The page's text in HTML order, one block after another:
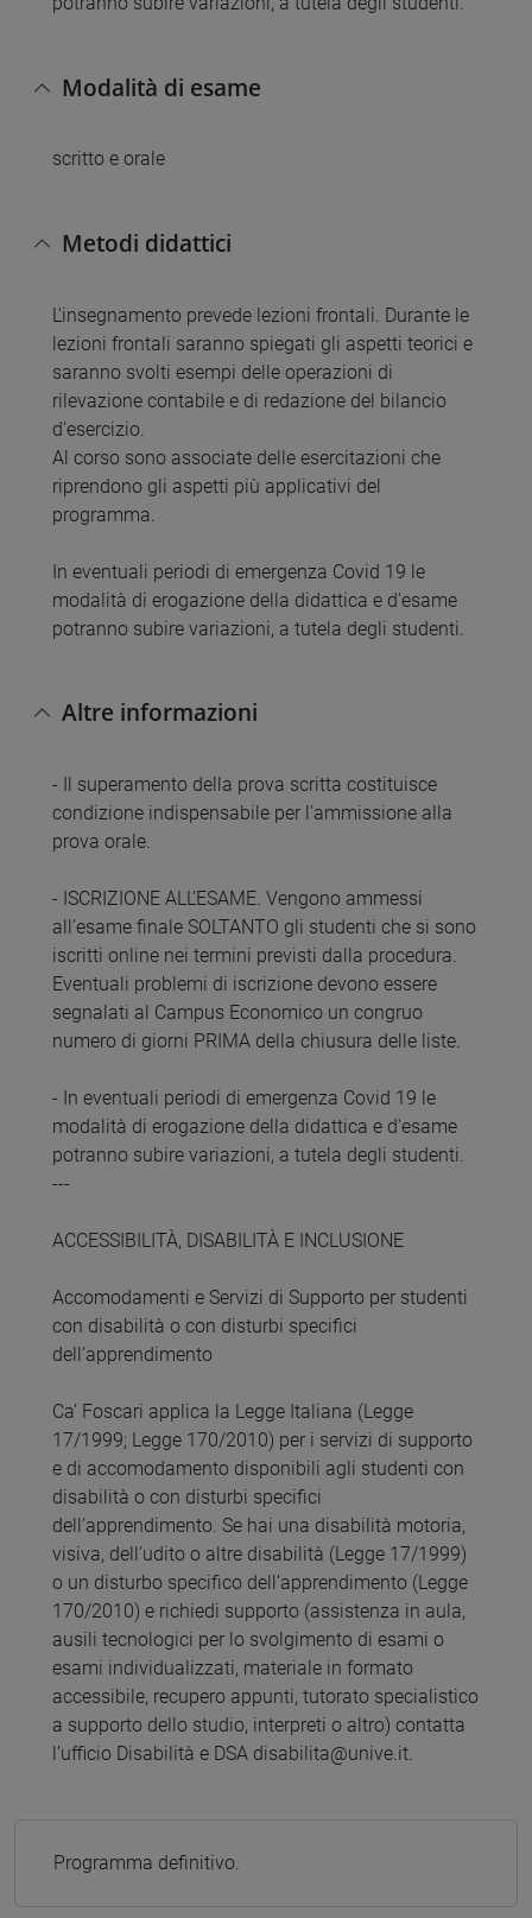
Modalità di esame
scritto e orale
Metodi didattici
L'insegnamento prevede lezioni frontali. Durante le
lezioni frontali saranno spiegati gli aspetti teorici e
saranno svolti esempi delle operazioni di
rilevazione contabile e di redazione del bilancio
d'esercizio.
Al corso sono associate delle esercitazioni che
riprendono gli aspetti più applicativi del
programma.
In eventuali periodi di emergenza Covid 19 le
modalità di erogazione della didattica e d'esame
potranno subire variazioni, a tutela degli studenti.
Altre informazioni
- Il superamento della prova scritta costituisce
condizione indispensabile per l'ammissione alla
prova orale.
- ISCRIZIONE ALL’ESAME. Vengono ammessi
all’esame finale SOLTANTO gli studenti che si sono
iscritti online nei termini previsti dalla procedura.
Eventuali problemi di iscrizione devono essere
segnalati al Campus Economico un congruo
numero di giorni PRIMA della chiusura delle liste.
- In eventuali periodi di emergenza Covid 19 le
modalità di erogazione della didattica e d'esame
potranno subire variazioni, a tutela degli studenti.
---
ACCESSIBILITÀ, DISABILITÀ E INCLUSIONE
Accomodamenti e Servizi di Supporto per studenti
con disabilità o con disturbi specifici
dell’apprendimento
Ca’ Foscari applica la Legge Italiana (Legge
17/1999; Legge 170/2010) per i servizi di supporto
e di accomodamento disponibili agli studenti con
disabilità o con disturbi specifici
dell’apprendimento. Se hai una disabilità motoria,
visiva, dell’udito o altre disabilità (Legge 17/1999)
o un disturbo specifico dell’apprendimento (Legge
170/2010) e richiedi supporto (assistenza in aula,
ausili tecnologici per lo svolgimento di esami o
esami individualizzati, materiale in formato
accessibile, recupero appunti, tutorato specialistico
a supporto dello studio, interpreti o altro) contatta
l’ufficio Disabilità e DSA disabilita@unive.it.
Programma definitivo.